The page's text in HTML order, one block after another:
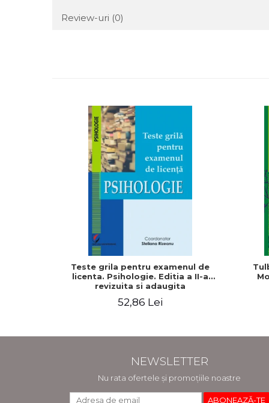
Review-uri (0)
Teste grila pentru examenul de
licenta. Psihologie. Editia a II-a
revizuita si adaugita
52,86 Lei
NEWSLETTER
Nu rata ofertele și promoțiile noastre